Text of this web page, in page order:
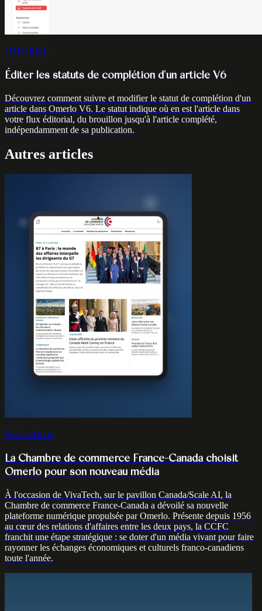
TUTORIEL
Éditer les statuts de complétion d'un article V6
Découvrez comment suivre et modifier le statut de complétion d'un
article dans Omerlo V6. Le statut indique où en est l'article dans
votre flux éditorial, du brouillon jusqu'à l'article complété,
indépendamment de sa publication.
Autres articles
Réalisations
La Chambre de commerce France-Canada choisit
Omerlo pour son nouveau média
À l'occasion de VivaTech, sur le pavillon Canada/Scale AI, la
Chambre de commerce France-Canada a dévoilé sa nouvelle
plateforme numérique propulsée par Omerlo. Présente depuis 1956
au cœur des relations d'affaires entre les deux pays, la CCFC
franchit une étape stratégique : se doter d'un média vivant pour faire
rayonner les échanges économiques et culturels franco-canadiens
toute l'année.